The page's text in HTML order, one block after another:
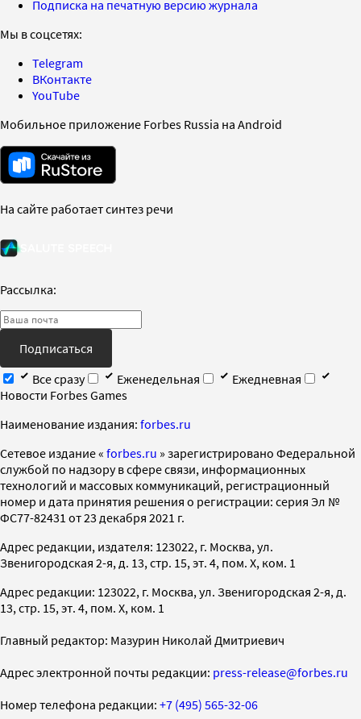
Подписка на печатную версию журнала
Мы в соцсетях:
Telegram
ВКонтакте
YouTube
Мобильное приложение Forbes Russia на Android
На сайте работает синтез речи
Рассылка:
Подписаться
Все сразу
Еженедельная
Ежедневная
Новости Forbes Games
Наименование издания: forbes.ru
Cетевое издание « forbes.ru » зарегистрировано Федеральной
службой по надзору в сфере связи, информационных
технологий и массовых коммуникаций, регистрационный
номер и дата принятия решения о регистрации: серия Эл №
ФС77-82431 от 23 декабря 2021 г.
Адрес редакции, издателя: 123022, г. Москва, ул.
Звенигородская 2-я, д. 13, стр. 15, эт. 4, пом. X, ком. 1
Адрес редакции: 123022, г. Москва, ул. Звенигородская 2-я, д.
13, стр. 15, эт. 4, пом. X, ком. 1
Главный редактор: Мазурин Николай Дмитриевич
Адрес электронной почты редакции: press-release@forbes.ru
Номер телефона редакции: +7 (495) 565-32-06